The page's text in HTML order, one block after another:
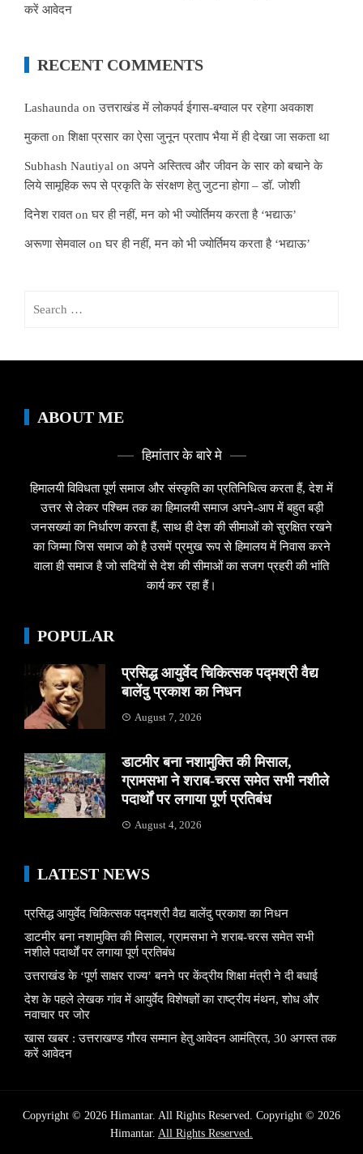
करें आवेदन
RECENT COMMENTS
Lashaunda onउत्तराखंड में लोकपर्व ईगास-बग्वाल पर रहेगा अवकाश
मुकताonशिक्षा प्रसार का ऐसा जुनून प्रताप भैया में ही देखा जा सकता था
Subhash Nautiyal on अपने अस्तित्व और जीवन के सार को बचाने के
लिये सामूहिक रूप से प्रकृति के संरक्षण हेतु जुटना होगा – डॉ. जोशी
दिनेश रावतonघर ही नहीं, मन को भी ज्योर्तिमय करता है ‘भद्याऊ’
अरूणा सेमवाल onघर ही नहीं, मन को भी ज्योर्तिमय करता है ‘भद्याऊ’
ABOUT ME
हिमांतार के बारे मे
हिमालयी विविधता पूर्ण समाज और संस्कृति का प्रतिनिधित्व करता हैं, देश में
उत्तर से लेकर पश्चिम तक का हिमालयी समाज अपने-आप में बहुत बड़ी
जनसख्यां का निर्धारण करता हैं, साथ ही देश की सीमाओं को सुरक्षित रखने
का जिम्मा जिस समाज को है उसमें प्रमुख रूप से हिमालय में निवास करने
वाला ही समाज है जो सदियों से देश की सीमाओं का सजग प्रहरी की भांति
कार्य कर रहा हैं।
POPULAR
प्रसिद्ध आयुर्वेद चिकित्सक पद्मश्री वैद्य
बालेंदु प्रकाश का निधन
August 7, 2026
डाटमीर बना नशामुक्ति की मिसाल,
ग्रामसभा ने शराब-चरस समेत सभी नशीले
पदार्थों पर लगाया पूर्ण प्रतिबंध
August 4, 2026
LATEST NEWS
प्रसिद्ध आयुर्वेद चिकित्सक पद्मश्री वैद्य बालेंदु प्रकाश का निधन
डाटमीर बना नशामुक्ति की मिसाल, ग्रामसभा ने शराब-चरस समेत सभी
नशीले पदार्थों पर लगाया पूर्ण प्रतिबंध
उत्तराखंड के ‘पूर्ण साक्षर राज्य’ बनने पर केंद्रीय शिक्षा मंत्री ने दी बधाई
देश के पहले लेखक गांव में आयुर्वेद विशेषज्ञों का राष्ट्रीय मंथन, शोध और
नवाचार पर जोर
खास खबर : उत्तराखण्ड गौरव सम्मान हेतु आवेदन आमंत्रित, 30 अगस्त तक
करें आवेदन
Copyright © 2026 Himantar. All Rights Reserved. Copyright © 2026
Himantar. All Rights Reserved.